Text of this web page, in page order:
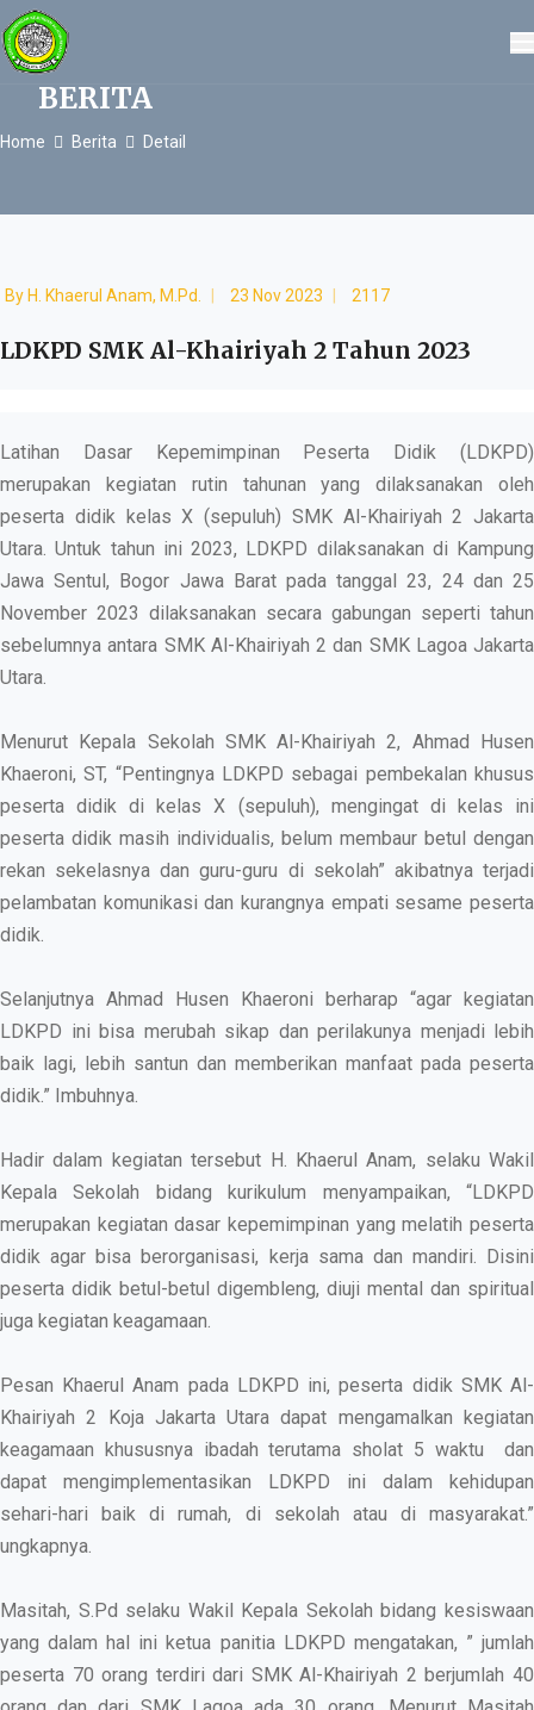
BERITA
Home Berita Detail
By H. Khaerul Anam, M.Pd. 23 Nov 2023 2117
LDKPD SMK Al-Khairiyah 2 Tahun 2023
Latihan Dasar Kepemimpinan Peserta Didik (LDKPD)
merupakan kegiatan rutin tahunan yang dilaksanakan oleh
peserta didik kelas X (sepuluh) SMK Al-Khairiyah 2 Jakarta
Utara. Untuk tahun ini 2023, LDKPD dilaksanakan di Kampung
Jawa Sentul, Bogor Jawa Barat pada tanggal 23, 24 dan 25
November 2023 dilaksanakan secara gabungan seperti tahun
sebelumnya antara SMK Al-Khairiyah 2 dan SMK Lagoa Jakarta
Utara.
Menurut Kepala Sekolah SMK Al-Khairiyah 2, Ahmad Husen
Khaeroni, ST, “Pentingnya LDKPD sebagai pembekalan khusus
peserta didik di kelas X (sepuluh), mengingat di kelas ini
peserta didik masih individualis, belum membaur betul dengan
rekan sekelasnya dan guru-guru di sekolah” akibatnya terjadi
pelambatan komunikasi dan kurangnya empati sesame peserta
didik.
Selanjutnya Ahmad Husen Khaeroni berharap “agar kegiatan
LDKPD ini bisa merubah sikap dan perilakunya menjadi lebih
baik lagi, lebih santun dan memberikan manfaat pada peserta
didik.” Imbuhnya.
Hadir dalam kegiatan tersebut H. Khaerul Anam, selaku Wakil
Kepala Sekolah bidang kurikulum menyampaikan, “LDKPD
merupakan kegiatan dasar kepemimpinan yang melatih peserta
didik agar bisa berorganisasi, kerja sama dan mandiri. Disini
peserta didik betul-betul digembleng, diuji mental dan spiritual
juga kegiatan keagamaan.
Pesan Khaerul Anam pada LDKPD ini, peserta didik SMK Al-
Khairiyah 2 Koja Jakarta Utara dapat mengamalkan kegiatan
keagamaan khususnya ibadah terutama sholat 5 waktu dan
dapat mengimplementasikan LDKPD ini dalam kehidupan
sehari-hari baik di rumah, di sekolah atau di masyarakat.”
ungkapnya.
Masitah, S.Pd selaku Wakil Kepala Sekolah bidang kesiswaan
yang dalam hal ini ketua panitia LDKPD mengatakan, ” jumlah
peserta 70 orang terdiri dari SMK Al-Khairiyah 2 berjumlah 40